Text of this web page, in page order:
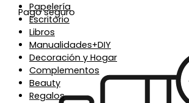
Papelería
Escritorio
Libros
Manualidades+DIY
Decoración y Hogar
Complementos
Beauty
Regalos
Pago seguro